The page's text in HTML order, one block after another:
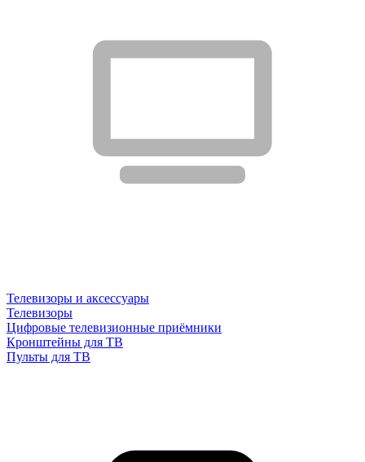
Телевизоры и аксессуары
Телевизоры
Цифровые телевизионные приёмники
Кронштейны для ТВ
Пульты для ТВ